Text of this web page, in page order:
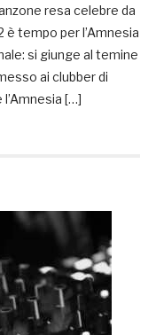
resa celebre da
è tempo per l’Amnesia
si giunge al temine
ai clubber di
[…]